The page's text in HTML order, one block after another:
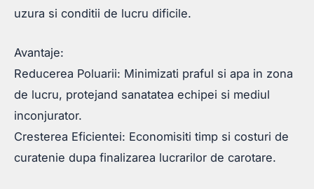
uzura si conditii de lucru dificile.
Avantaje:
Reducerea Poluarii: Minimizati praful si apa in zona
de lucru, protejand sanatatea echipei si mediul
inconjurator.
Cresterea Eficientei: Economisiti timp si costuri de
curatenie dupa finalizarea lucrarilor de carotare.